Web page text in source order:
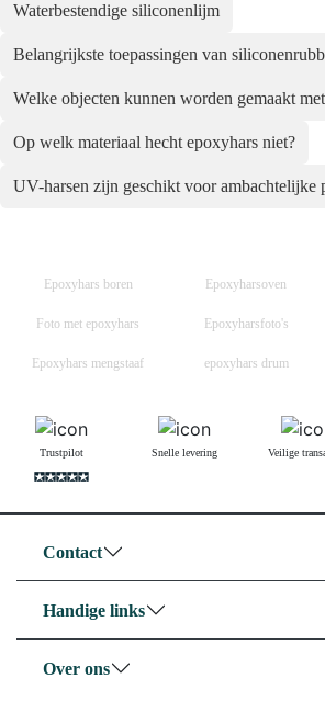
Waterbestendige siliconenlijm
Belangrijkste toepassingen van
Welke objecten kunnen worden gemaakt
Op welk materiaal hecht epoxyhars niet?
UV-harsen zijn geschikt voor ambachtelijke
Epoxyhars boren Epoxyharsoven
Foto met epoxyhars Epoxyharsfoto's
Epoxyhars mengstaaf epoxyhars drum
Trustpilot Snelle levering Veilige
Contact
Handige links
Over ons